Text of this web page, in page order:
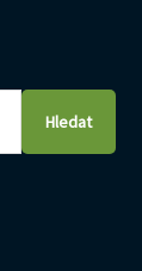
Hledat